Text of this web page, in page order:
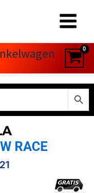
RACE